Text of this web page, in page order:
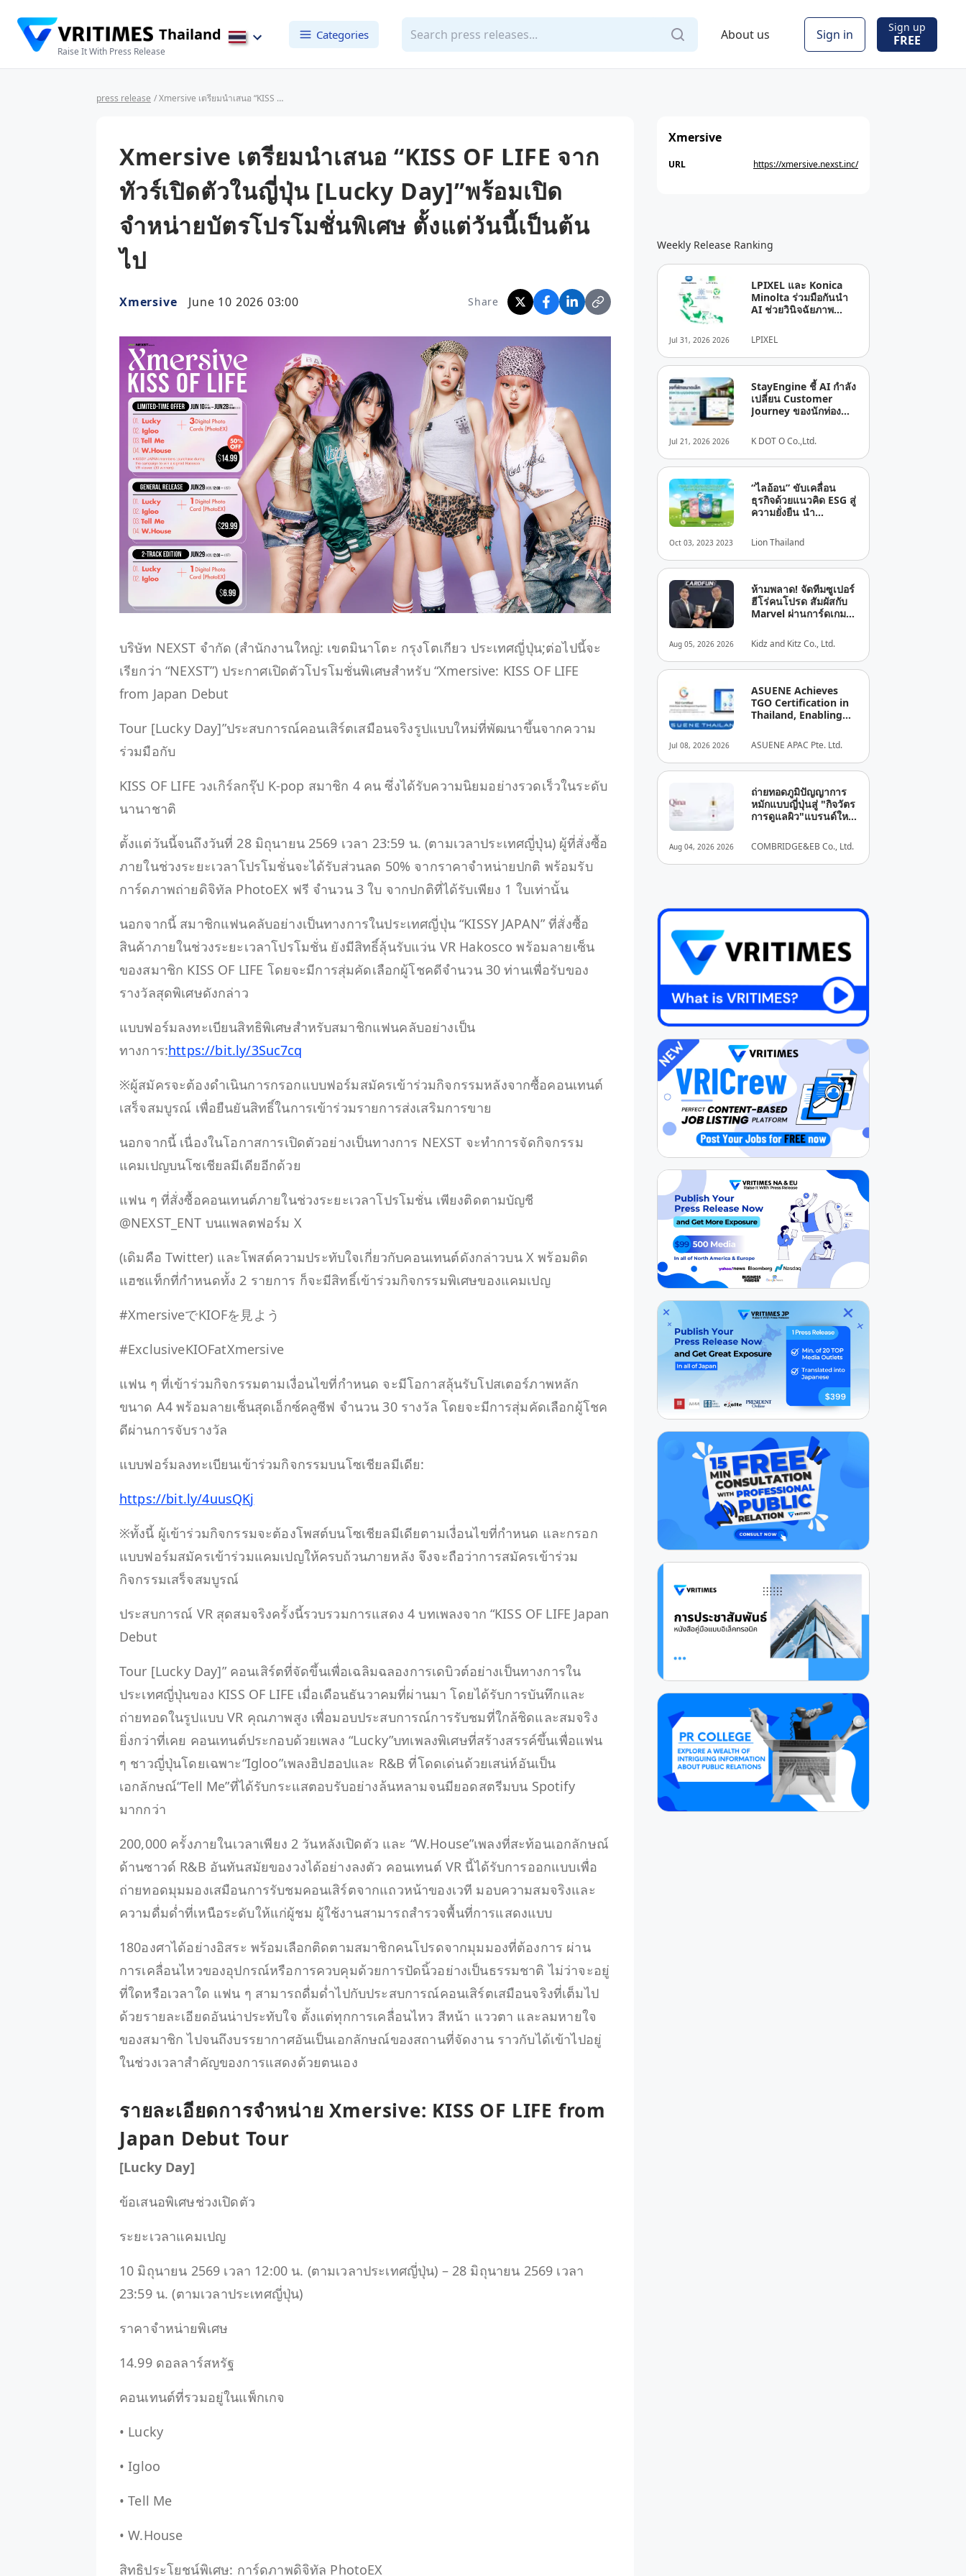
Thailand
Raise It With Press Release
Categories About us Sign in Sign up
FREE
press release / Xmersive เตรียมนำเสนอ “KISS OF LIFE จากทัวร์เปิดตัวในญี่ปุ่น [Lucky Day]”พร้อมเปิดจำหน่ายบัตรโปรโมชั่นพิเศษ ตั้งแต่วันนี้เป็นต้นไป
Xmersive เตรียมนำเสนอ “KISS OF LIFE จาก
ทัวร์เปิดตัวในญี่ปุ่น [Lucky Day]”พร้อมเปิด
จำหน่ายบัตรโปรโมชั่นพิเศษ ตั้งแต่วันนี้เป็นต้น
ไป
Xmersive June 10 2026 03:00 Share
บริษัท NEXST จำกัด (สำนักงานใหญ่: เขตมินาโตะ กรุงโตเกียว ประเทศญี่ปุ่น;ต่อไปนี้จะ
เรียกว่า “NEXST”) ประกาศเปิดตัวโปรโมชั่นพิเศษสำหรับ “Xmersive: KISS OF LIFE
from Japan Debut
Tour [Lucky Day]”ประสบการณ์คอนเสิร์ตเสมือนจริงรูปแบบใหม่ที่พัฒนาขึ้นจากความ
ร่วมมือกับ
KISS OF LIFE วงเกิร์ลกรุ๊ป K-pop สมาชิก 4 คน ซึ่งได้รับความนิยมอย่างรวดเร็วในระดับ
นานาชาติ
ตั้งแต่วันนี้จนถึงวันที่ 28 มิถุนายน 2569 เวลา 23:59 น. (ตามเวลาประเทศญี่ปุ่น) ผู้ที่สั่งซื้อ
ภายในช่วงระยะเวลาโปรโมชั่นจะได้รับส่วนลด 50% จากราคาจำหน่ายปกติ พร้อมรับ
การ์ดภาพถ่ายดิจิทัล PhotoEX ฟรี จำนวน 3 ใบ จากปกติที่ได้รับเพียง 1 ใบเท่านั้น
นอกจากนี้ สมาชิกแฟนคลับอย่างเป็นทางการในประเทศญี่ปุ่น “KISSY JAPAN” ที่สั่งซื้อ
สินค้าภายในช่วงระยะเวลาโปรโมชั่น ยังมีสิทธิ์ลุ้นรับแว่น VR Hakosco พร้อมลายเซ็น
ของสมาชิก KISS OF LIFE โดยจะมีการสุ่มคัดเลือกผู้โชคดีจำนวน 30 ท่านเพื่อรับของ
รางวัลสุดพิเศษดังกล่าว
แบบฟอร์มลงทะเบียนสิทธิพิเศษสำหรับสมาชิกแฟนคลับอย่างเป็น
ทางการ:https://bit.ly/3Suc7cq
※ผู้สมัครจะต้องดำเนินการกรอกแบบฟอร์มสมัครเข้าร่วมกิจกรรมหลังจากซื้อคอนเทนต์
เสร็จสมบูรณ์ เพื่อยืนยันสิทธิ์ในการเข้าร่วมรายการส่งเสริมการขาย
นอกจากนี้ เนื่องในโอกาสการเปิดตัวอย่างเป็นทางการ NEXST จะทำการจัดกิจกรรม
แคมเปญบนโซเชียลมีเดียอีกด้วย
แฟน ๆ ที่สั่งซื้อคอนเทนต์ภายในช่วงระยะเวลาโปรโมชั่น เพียงติดตามบัญชี
@NEXST_ENT บนแพลตฟอร์ม X
(เดิมคือ Twitter) และโพสต์ความประทับใจเกี่ยวกับคอนเทนต์ดังกล่าวบน X พร้อมติด
แฮชแท็กที่กำหนดทั้ง 2 รายการ ก็จะมีสิทธิ์เข้าร่วมกิจกรรมพิเศษของแคมเปญ
#XmersiveでKIOFを見よう
#ExclusiveKIOFatXmersive
แฟน ๆ ที่เข้าร่วมกิจกรรมตามเงื่อนไขที่กำหนด จะมีโอกาสลุ้นรับโปสเตอร์ภาพหลัก
ขนาด A4 พร้อมลายเซ็นสุดเอ็กซ์คลูซีฟ จำนวน 30 รางวัล โดยจะมีการสุ่มคัดเลือกผู้โชค
ดีผ่านการจับรางวัล
แบบฟอร์มลงทะเบียนเข้าร่วมกิจกรรมบนโซเชียลมีเดีย:
https://bit.ly/4uusQKj
※ทั้งนี้ ผู้เข้าร่วมกิจกรรมจะต้องโพสต์บนโซเชียลมีเดียตามเงื่อนไขที่กำหนด และกรอก
แบบฟอร์มสมัครเข้าร่วมแคมเปญให้ครบถ้วนภายหลัง จึงจะถือว่าการสมัครเข้าร่วม
กิจกรรมเสร็จสมบูรณ์
ประสบการณ์ VR สุดสมจริงครั้งนี้รวบรวมการแสดง 4 บทเพลงจาก “KISS OF LIFE Japan
Debut
Tour [Lucky Day]” คอนเสิร์ตที่จัดขึ้นเพื่อเฉลิมฉลองการเดบิวต์อย่างเป็นทางการใน
ประเทศญี่ปุ่นของ KISS OF LIFE เมื่อเดือนธันวาคมที่ผ่านมา โดยได้รับการบันทึกและ
ถ่ายทอดในรูปแบบ VR คุณภาพสูง เพื่อมอบประสบการณ์การรับชมที่ใกล้ชิดและสมจริง
ยิ่งกว่าที่เคย คอนเทนต์ประกอบด้วยเพลง “Lucky”บทเพลงพิเศษที่สร้างสรรค์ขึ้นเพื่อแฟน
ๆ ชาวญี่ปุ่นโดยเฉพาะ“Igloo”เพลงฮิปฮอปและ R&B ที่โดดเด่นด้วยเสน่ห์อันเป็น
เอกลักษณ์“Tell Me”ที่ได้รับกระแสตอบรับอย่างล้นหลามจนมียอดสตรีมบน Spotify
มากกว่า
200,000 ครั้งภายในเวลาเพียง 2 วันหลังเปิดตัว และ “W.House”เพลงที่สะท้อนเอกลักษณ์
ด้านซาวด์ R&B อันทันสมัยของวงได้อย่างลงตัว คอนเทนต์ VR นี้ได้รับการออกแบบเพื่อ
ถ่ายทอดมุมมองเสมือนการรับชมคอนเสิร์ตจากแถวหน้าของเวที มอบความสมจริงและ
ความดื่มด่ำที่เหนือระดับให้แก่ผู้ชม ผู้ใช้งานสามารถสำรวจพื้นที่การแสดงแบบ
180องศาได้อย่างอิสระ พร้อมเลือกติดตามสมาชิกคนโปรดจากมุมมองที่ต้องการ ผ่าน
การเคลื่อนไหวของอุปกรณ์หรือการควบคุมด้วยการปัดนิ้วอย่างเป็นธรรมชาติ ไม่ว่าจะอยู่
ที่ใดหรือเวลาใด แฟน ๆ สามารถดื่มด่ำไปกับประสบการณ์คอนเสิร์ตเสมือนจริงที่เต็มไป
ด้วยรายละเอียดอันน่าประทับใจ ตั้งแต่ทุกการเคลื่อนไหว สีหน้า แววตา และลมหายใจ
ของสมาชิก ไปจนถึงบรรยากาศอันเป็นเอกลักษณ์ของสถานที่จัดงาน ราวกับได้เข้าไปอยู่
ในช่วงเวลาสำคัญของการแสดงด้วยตนเอง
รายละเอียดการจำหน่าย Xmersive: KISS OF LIFE from
Japan Debut Tour
[Lucky Day]
ข้อเสนอพิเศษช่วงเปิดตัว
ระยะเวลาแคมเปญ
10 มิถุนายน 2569 เวลา 12:00 น. (ตามเวลาประเทศญี่ปุ่น) – 28 มิถุนายน 2569 เวลา
23:59 น. (ตามเวลาประเทศญี่ปุ่น)
ราคาจำหน่ายพิเศษ
14.99 ดอลลาร์สหรัฐ
คอนเทนต์ที่รวมอยู่ในแพ็กเกจ
• Lucky
• Igloo
• Tell Me
• W.House
สิทธิประโยชน์พิเศษ: การ์ดภาพดิจิทัล PhotoEX
Xmersive
URL https://xmersive.nexst.inc/
Weekly Release Ranking
Jul 31, 2026 2026
LPIXEL และ Konica
Minolta ร่วมมือกันนำ
AI ช่วยวินิจฉัยภาพ
ตลาดอาเซียน
LPIXEL
Jul 21, 2026 2026
StayEngine ชี้ AI กำลัง
เปลี่ยน Customer
Journey ของนักท่อง
ธุรกิจที่พักไทย
K DOT O Co.,Ltd.
Oct 03, 2023 2023
“ไลอ้อน” ขับเคลื่อน
ธุรกิจด้วยแนวคิด ESG สู่
ความยั่งยืน นำ
กระบวนการผลิตใช้
พลังงานอย่างมี
ประสิทธิภาพ
Lion Thailand
Aug 05, 2026 2026
ห้ามพลาด! จัดทีมซูเปอร์
ฮีโร่คนโปรด สัมผัสกับ
Marvel ผ่านการ์ดเกม
CARDFUN พร้อมกันทั่ว
ประเทศ
Kidz and Kitz Co., Ltd.
Jul 08, 2026 2026
ASUENE Achieves
TGO Certification in
Thailand, Enabling
Carbon Accounting,
Reporting, and
Sustainability
Disclosure
ASUENE APAC Pte. Ltd.
Aug 04, 2026 2026
ถ่ายทอดภูมิปัญญาการ
หมักแบบญี่ปุ่นสู่ "กิจวัตร
การดูแลผิว"แบรนด์ใหม่
รัมสู่ตลาดโลก
COMBRIDGE&EB Co., Ltd.